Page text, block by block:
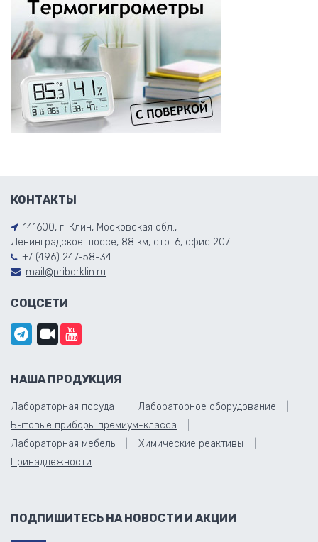
КОНТАКТЫ
141600, г. Клин, Московская обл.,
Ленинградское шоссе, 88 км, стр. 6, офис 207
+7 (496) 247-58-34
mail@priborklin.ru
СОЦСЕТИ
НАША ПРОДУКЦИЯ
Лабораторная посуда
Лабораторное оборудование
Бытовые приборы премиум-класса
Лабораторная мебель
Химические реактивы
Принадлежности
ПОДПИШИТЕСЬ НА НОВОСТИ И АКЦИИ